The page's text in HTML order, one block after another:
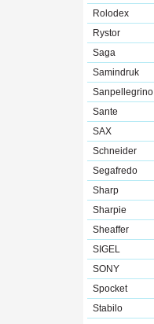
Rolodex
Rystor
Saga
Samindruk
Sanpellegrino
Sante
SAX
Schneider
Segafredo
Sharp
Sharpie
Sheaffer
SIGEL
SONY
Spocket
Stabilo